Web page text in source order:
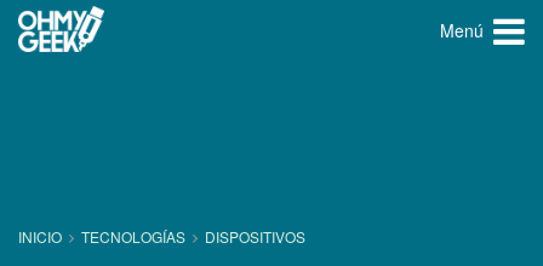
Menú
INICIO TECNOLOGÍ­AS DISPOSITIVOS